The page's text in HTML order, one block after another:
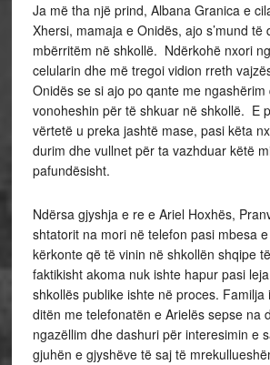
Ja më tha një prind, Albana Granica e
Xhersi, mamaja e Onidës, ajo s’mund të
mbërritëm në shkollë. Ndërkohë nxori
celularin dhe më tregoi vidion rreth
Onidës se si ajo po qante me ngashërim
vonoheshin për të shkuar në shkollë. E
vërtetë u preka jashtë mase, pasi këta
durim dhe vullnet për ta vazhduar këtë
pafundësisht.
Ndërsa gjyshja e re e Ariel Hoxhës,
shtatorit na mori në telefon pasi mbesa
kërkonte që të vinin në shkollën shqipe
faktikisht akoma nuk ishte hapur pasi
shkollës publike ishte në proces. Familja
ditën me telefonatën e Arielës sepse na
ngazëllim dhe dashuri për interesimin e
gjuhën e gjyshëve të saj të